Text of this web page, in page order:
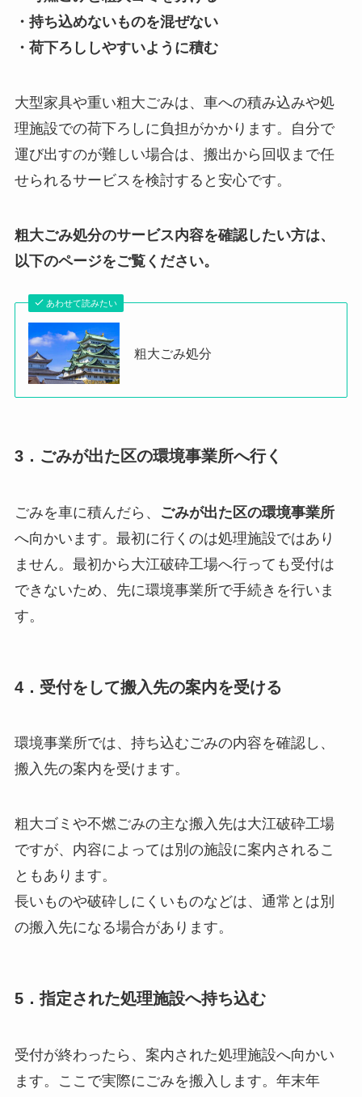
・持ち込めないものを混ぜない
・荷下ろししやすいように積む
大型家具や重い粗大ごみは、車への積み込みや処
理施設での荷下ろしに負担がかかります。自分で
運び出すのが難しい場合は、搬出から回収まで任
せられるサービスを検討すると安心です。
粗大ごみ処分のサービス内容を確認したい方は、
以下のページをご覧ください。
あわせて読みたい
粗大ごみ処分
3．ごみが出た区の環境事業所へ行く
ごみを車に積んだら、
ごみが出た区の環境事業所
へ向かいます。最初に行くのは処理施設ではあり
ません。最初から大江破砕工場へ行っても受付は
できないため、先に環境事業所で手続きを行いま
す。
4．受付をして搬入先の案内を受ける
環境事業所では、持ち込むごみの内容を確認し、
搬入先の案内を受けます。
粗大ゴミや不燃ごみの主な搬入先は大江破砕工場
ですが、内容によっては別の施設に案内されるこ
ともあります。
長いものや破砕しにくいものなどは、通常とは別
の搬入先になる場合があります。
5．指定された処理施設へ持ち込む
受付が終わったら、案内された処理施設へ向かい
ます。ここで実際にごみを搬入します。年末年